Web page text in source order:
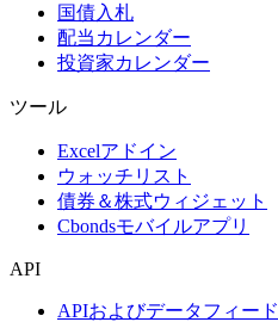
国債入札
配当カレンダー
投資家カレンダー
ツール
Excelアドイン
ウォッチリスト
債券＆株式ウィジェット
Cbondsモバイルアプリ
API
APIおよびデータフィード